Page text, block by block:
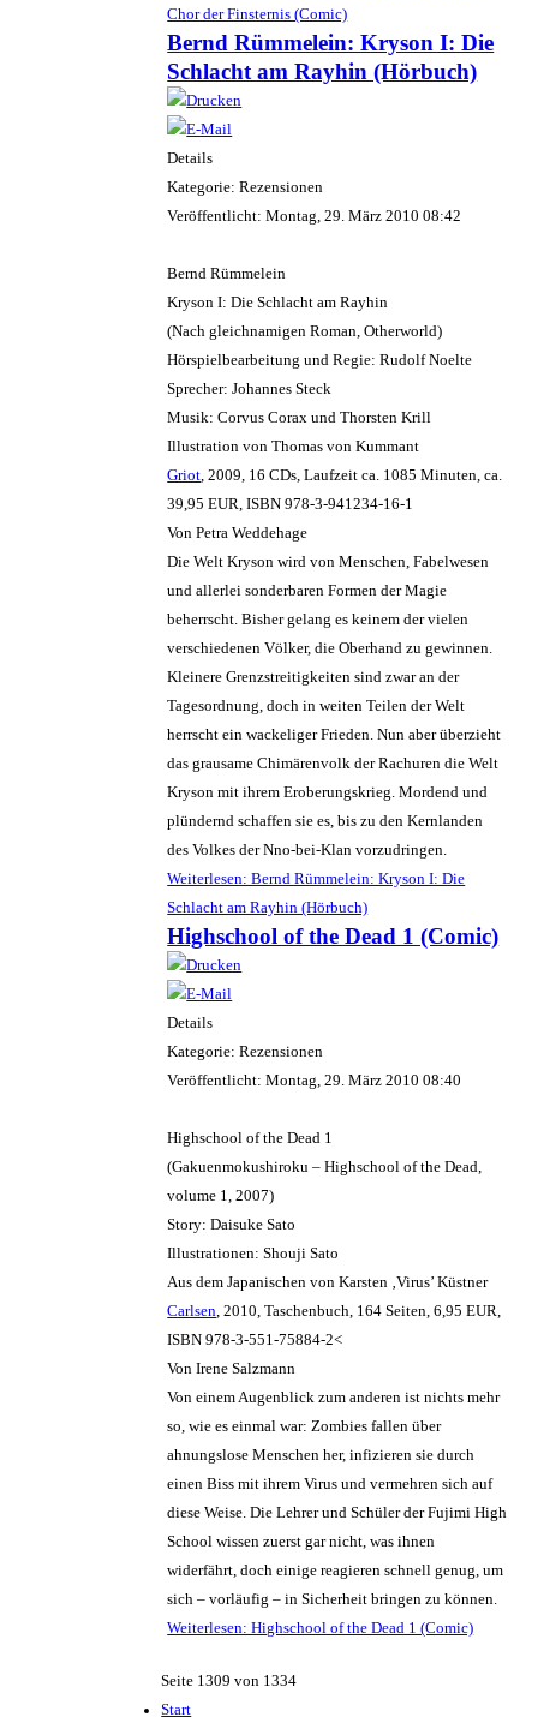
Chor der Finsternis (Comic)
Bernd Rümmelein: Kryson I: Die
Schlacht am Rayhin (Hörbuch)
Details
Kategorie: Rezensionen
Veröffentlicht: Montag, 29. März 2010 08:42
Bernd Rümmelein
Kryson I: Die Schlacht am Rayhin
(Nach gleichnamigen Roman, Otherworld)
Hörspielbearbeitung und Regie: Rudolf Noelte
Sprecher: Johannes Steck
Musik: Corvus Corax und Thorsten Krill
Illustration von Thomas von Kummant
Griot , 2009, 16 CDs, Laufzeit ca. 1085 Minuten, ca.
39,95 EUR, ISBN 978-3-941234-16-1
Von Petra Weddehage
Die Welt Kryson wird von Menschen, Fabelwesen
und allerlei sonderbaren Formen der Magie
beherrscht. Bisher gelang es keinem der vielen
verschiedenen Völker, die Oberhand zu gewinnen.
Kleinere Grenzstreitigkeiten sind zwar an der
Tagesordnung, doch in weiten Teilen der Welt
herrscht ein wackeliger Frieden. Nun aber überzieht
das grausame Chimärenvolk der Rachuren die Welt
Kryson mit ihrem Eroberungskrieg. Mordend und
plündernd schaffen sie es, bis zu den Kernlanden
des Volkes der Nno-bei-Klan vorzudringen.
Weiterlesen: Bernd Rümmelein: Kryson I: Die
Schlacht am Rayhin (Hörbuch)
Highschool of the Dead 1 (Comic)
Details
Kategorie: Rezensionen
Veröffentlicht: Montag, 29. März 2010 08:40
Highschool of the Dead 1
(Gakuenmokushiroku – Highschool of the Dead,
volume 1, 2007)
Story: Daisuke Sato
Illustrationen: Shouji Sato
Aus dem Japanischen von Karsten ‚Virus’ Küstner
Carlsen , 2010, Taschenbuch, 164 Seiten, 6,95 EUR,
ISBN 978-3-551-75884-2<
Von Irene Salzmann
Von einem Augenblick zum anderen ist nichts mehr
so, wie es einmal war: Zombies fallen über
ahnungslose Menschen her, infizieren sie durch
einen Biss mit ihrem Virus und vermehren sich auf
diese Weise. Die Lehrer und Schüler der Fujimi High
School wissen zuerst gar nicht, was ihnen
widerfährt, doch einige reagieren schnell genug, um
sich – vorläufig – in Sicherheit bringen zu können.
Weiterlesen: Highschool of the Dead 1 (Comic)
Seite 1309 von 1334
Start